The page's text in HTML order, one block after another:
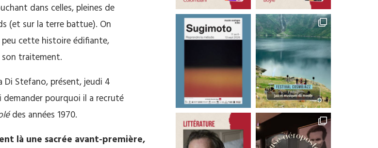
dans celles, pleines de
(et sur la terre battue). On
cette histoire édifiante,
traitement.
Stefano, présent, jeudi 4
demander pourquoi il a recruté
des années 1970.
là une sacrée avant-première,